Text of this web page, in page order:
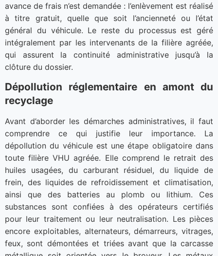
avance de frais n’est demandée : l’enlèvement est réalisé
à titre gratuit, quelle que soit l’ancienneté ou l’état
général du véhicule. Le reste du processus est géré
intégralement par les intervenants de la filière agréée,
qui assurent la continuité administrative jusqu’à la
clôture du dossier.
Dépollution réglementaire en amont du
recyclage
Avant d’aborder les démarches administratives, il faut
comprendre ce qui justifie leur importance. La
dépollution du véhicule est une étape obligatoire dans
toute filière VHU agréée. Elle comprend le retrait des
huiles usagées, du carburant résiduel, du liquide de
frein, des liquides de refroidissement et climatisation,
ainsi que des batteries au plomb ou lithium. Ces
substances sont confiées à des opérateurs certifiés
pour leur traitement ou leur neutralisation. Les pièces
encore exploitables, alternateurs, démarreurs, vitrages,
feux, sont démontées et triées avant que la carcasse